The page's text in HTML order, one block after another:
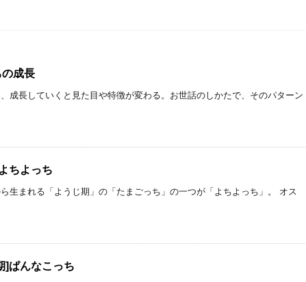
成長
成長していくと見た目や特徴が変わる。お世話のしかたで、そのパターン
ちよっち
ら生まれる「ようじ期」の「たまごっち」の一つが「よちよっち」。 オス
]ぱんなこっち